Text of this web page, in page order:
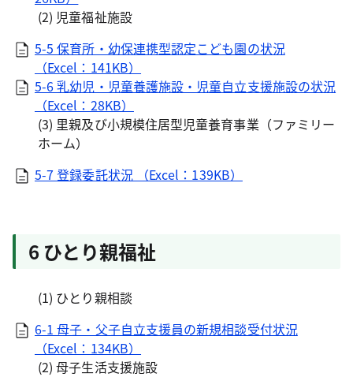
(2) 児童福祉施設
5-5 保育所・幼保連携型認定こども園の状況
（Excel：141KB）
5-6 乳幼児・児童養護施設・児童自立支援施設の状況
（Excel：28KB）
(3) 里親及び小規模住居型児童養育事業（ファミリー
ホーム）
5-7 登録委託状況 （Excel：139KB）
6 ひとり親福祉
(1) ひとり親相談
6-1 母子・父子自立支援員の新規相談受付状況
（Excel：134KB）
(2) 母子生活支援施設